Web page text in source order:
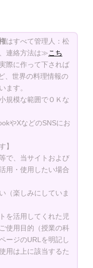
はすべて管理人：松
、連絡方法は≫こち
際に作って下されば
、世界の料理情報の
ます。
規模な範囲でＯＫな
やXなどのSNSにお
】
で、当サイトおよび
用・使用したい場合
（楽しみにしていま
を活用してくれた児
使用目的（授業の科
ージのURLを明記し
用は上に該当するた